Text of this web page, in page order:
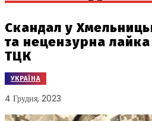
Скандал у
та нецензурна лайка
ТЦК
УКРАЇНА
4 Грудня, 2023